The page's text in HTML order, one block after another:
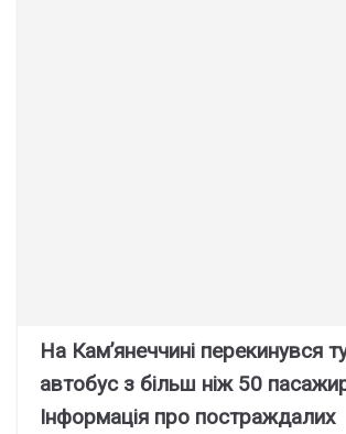
На Кам’янеччині перекинувся
автобус з більш ніж 50
Інформація про постраждалих